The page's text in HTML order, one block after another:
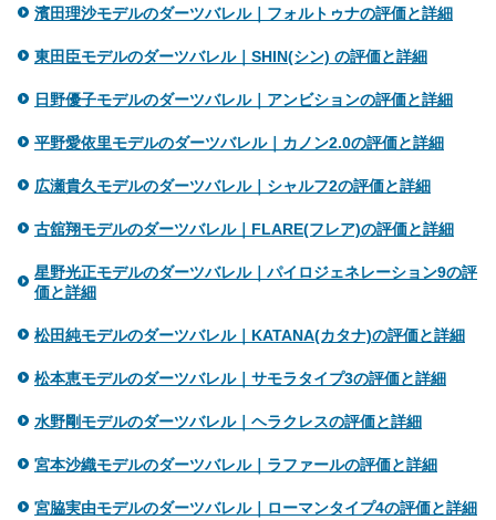
濱田理沙モデルのダーツバレル｜フォルトゥナの評価と詳細
東田臣モデルのダーツバレル｜SHIN(シン) の評価と詳細
日野優子モデルのダーツバレル｜アンビションの評価と詳細
平野愛依里モデルのダーツバレル｜カノン2.0の評価と詳細
広瀬貴久モデルのダーツバレル｜シャルフ2の評価と詳細
古舘翔モデルのダーツバレル｜FLARE(フレア)の評価と詳細
星野光正モデルのダーツバレル｜パイロジェネレーション9の評
価と詳細
松田純モデルのダーツバレル｜KATANA(カタナ)の評価と詳細
松本恵モデルのダーツバレル｜サモラタイプ3の評価と詳細
水野剛モデルのダーツバレル｜ヘラクレスの評価と詳細
宮本沙織モデルのダーツバレル｜ラファールの評価と詳細
宮脇実由モデルのダーツバレル｜ローマンタイプ4の評価と詳細